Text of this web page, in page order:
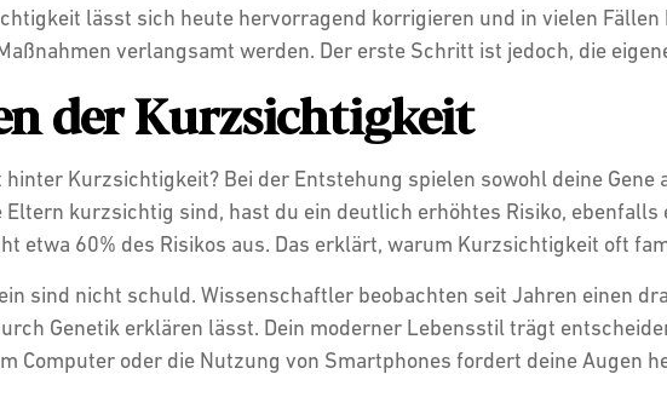
lässt sich heute hervorragend korrigieren und in vielen
verlangsamt werden. Der erste Schritt ist jedoch, die
der Kurzsichtigkeit
hinter Kurzsichtigkeit? Bei der Entstehung spielen sowohl deine
Eltern kurzsichtig sind, hast du ein deutlich erhöhtes Risiko,
etwa 60% des Risikos aus. Das erklärt, warum Kurzsichtigkeit oft
sind nicht schuld. Wissenschaftler beobachten seit Jahren einen
Genetik erklären lässt. Dein moderner Lebensstil trägt
Computer oder die Nutzung von Smartphones fordert deine Augen